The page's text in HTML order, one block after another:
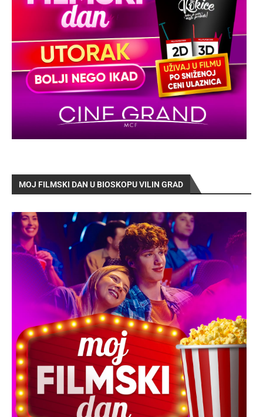
MOJ FILMSKI DAN U BIOSKOPU VILIN GRAD